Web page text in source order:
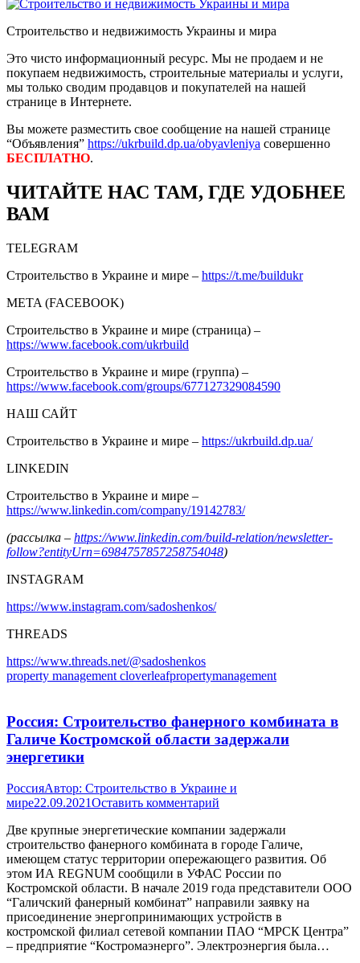
Строительство и недвижимость Украины и мира
Это чисто информационный ресурс. Мы не продаем и не
покупаем недвижимость, строительные материалы и услуги,
мы только сводим продавцов и покупателей на нашей
странице в Интернете.
Вы можете разместить свое сообщение на нашей странице
“Объявления” https://ukrbuild.dp.ua/obyavleniya совершенно
БЕСПЛАТНО.
ЧИТАЙТЕ НАС ТАМ, ГДЕ УДОБНЕЕ
ВАМ
TELEGRAM
Строительство в Украине и мире – https://t.me/buildukr
META (FACEBOOK)
Строительство в Украине и мире (страница) –
https://www.facebook.com/ukrbuild
Строительство в Украине и мире (группа) –
https://www.facebook.com/groups/677127329084590
НАШ САЙТ
Строительство в Украине и мире – https://ukrbuild.dp.ua/
LINKEDIN
Строительство в Украине и мире –
https://www.linkedin.com/company/19142783/
(рассылка – https://www.linkedin.com/build-relation/newsletter-
follow?entityUrn=6984757857258754048)
INSTAGRAM
https://www.instagram.com/sadoshenkos/
THREADS
https://www.threads.net/@sadoshenkos
property management cloverleafpropertymanagement
Россия: Строительство фанерного комбината в
Галиче Костромской области задержали
энергетики
РоссияАвтор: Строительство в Украине и
мире22.09.2021Оставить комментарий
Две крупные энергетические компании задержали
строительство фанерного комбината в городе Галиче,
имеющем статус территории опережающего развития. Об
этом ИА REGNUM сообщили в УФАС России по
Костромской области. В начале 2019 года представители ООО
“Галичский фанерный комбинат” направили заявку на
присоединение энергопринимающих устройств в
костромской филиал сетевой компании ПАО “МРСК Центра”
– предприятие “Костромаэнерго”. Электроэнергия была…